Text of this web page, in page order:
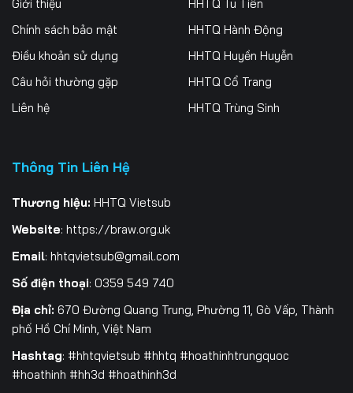
Tập 193 Tập 194 Tập 195
Tập 196 Tập 197 Tập 198
Tập 205
Tập 208 Tập 209
Tập 211 Tập 212
Tập 217 Tập 218 Tập 219
Tập 220 Tập 221
Tập 223 Tập 224
Giới thiệu
Chính sách bảo mật
Điều khoản sử dụng
Câu hỏi thường gặp
Liên hệ
HHTQ Tu Tiên
HHTQ Hành Động
HHTQ Huyền Huyễn
HHTQ Cổ Trang
HHTQ Trùng Sinh
Thông Tin Liên Hệ
Thương hiệu: HHTQ Vietsub
Website: https://braw.org.uk
Email: hhtqvietsub@gmail.com
Số điện thoại: 0359 549 740
Địa chỉ: 670 Đường Quang Trung, Phường 11, Gò Vấp, Thành
phố Hồ Chí Minh, Việt Nam
Hashtag: #hhtqvietsub #hhtq #hoathinhtrungquoc
#hoathinh #hh3d #hoathinh3d